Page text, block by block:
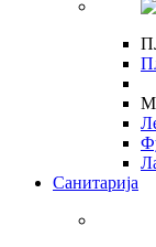
Санитарија